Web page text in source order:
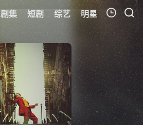
剧集 短剧 综艺 明星 周表
暂无观看影片的记录